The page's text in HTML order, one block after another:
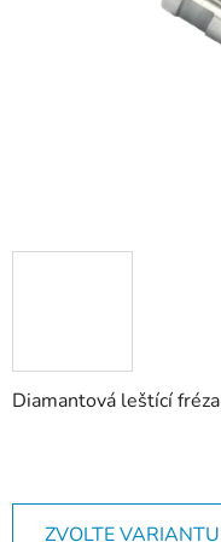
Diamantová leštící fréza
ZVOLTE VARIANTU